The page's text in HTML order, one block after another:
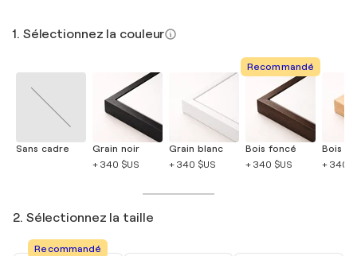
1. Sélectionnez la couleur
Sans cadre
Grain noir
+ 340 $US
Grain blanc
+ 340 $US
Recommandé
Bois foncé
+ 340 $US
Bois
+ 340
2. Sélectionnez la taille
Recommandé